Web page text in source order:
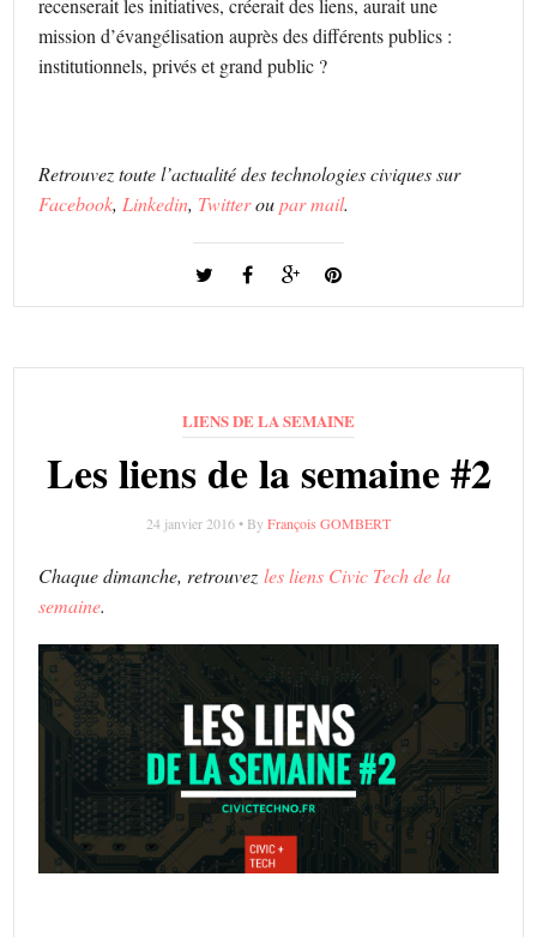
recenserait les initiatives, créerait des liens, aurait une
mission d’évangélisation auprès des différents publics :
institutionnels, privés et grand public ?
Retrouvez toute l’actualité des technologies civiques sur
Facebook,Linkedin, Twitteroupar mail.
LIENS DE LA SEMAINE
Les liens de la semaine #2
24 janvier 2016 • By François GOMBERT
Chaque dimanche, retrouvezles liens Civic Tech de la
semaine.